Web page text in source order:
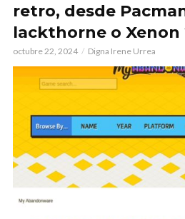
retro, desde
lackthorne o Xenon
octubre 22, 2024 Digna Irene Urrea